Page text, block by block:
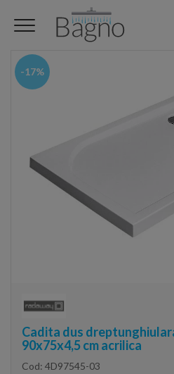
-17%
Cadita dus
90x75x4,5 cm acrilica
Cod: 4D97545-03